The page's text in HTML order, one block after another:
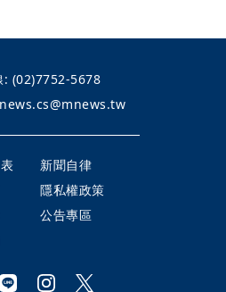
: (02)7752-5678
新聞自律
隱私權政策
公告專區